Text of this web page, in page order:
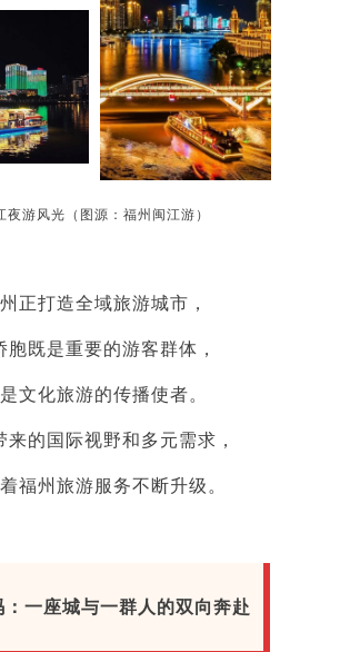
夜游风光（图源：福州闽江游）
正打造全域旅游城市，
胞既是重要的游客群体，
文化旅游的传播使者。
来的国际视野和多元需求，
福州旅游服务不断升级。
：一座城与一群人的双向奔赴